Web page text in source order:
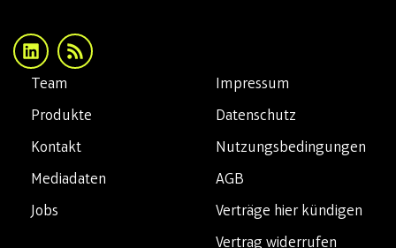
Impressum
Datenschutz
Nutzungsbedingungen
AGB
Verträge hier kündigen
Vertrag widerrufen
Team
Produkte
Kontakt
Mediadaten
Jobs